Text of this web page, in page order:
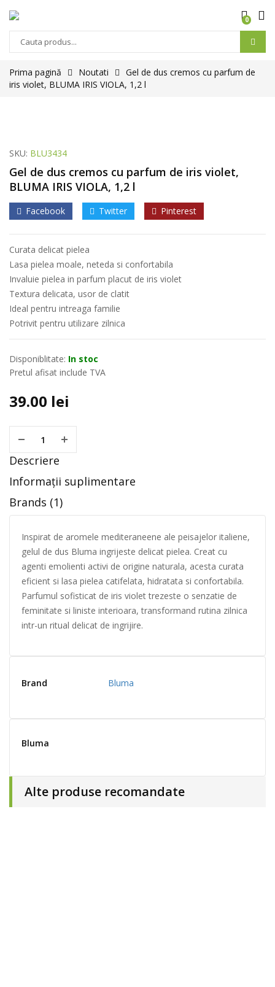
0
Prima pagină Noutati
Gel de dus cremos cu parfum de
iris violet, BLUMA IRIS VIOLA, 1,2 l
SKU: BLU3434
Gel de dus cremos cu parfum de iris violet,
BLUMA IRIS VIOLA, 1,2 l
Facebook Twitter Pinterest
Curata delicat pielea
Lasa pielea moale, neteda si confortabila
Invaluie pielea in parfum placut de iris violet
Textura delicata, usor de clatit
Ideal pentru intreaga familie
Potrivit pentru utilizare zilnica
Disponiblitate: In stoc
Pretul afisat include TVA
39.00 lei
Descriere
Informații suplimentare
Brands (1)
Inspirat de aromele mediteraneene ale peisajelor italiene,
gelul de dus Bluma ingrijeste delicat pielea. Creat cu
agenti emolienti activi de origine naturala, acesta curata
eficient si lasa pielea catifelata, hidratata si confortabila.
Parfumul sofisticat de iris violet trezeste o senzatie de
feminitate si liniste interioara, transformand rutina zilnica
intr-un ritual delicat de ingrijire.
Brand Bluma
Bluma
Alte produse recomandate